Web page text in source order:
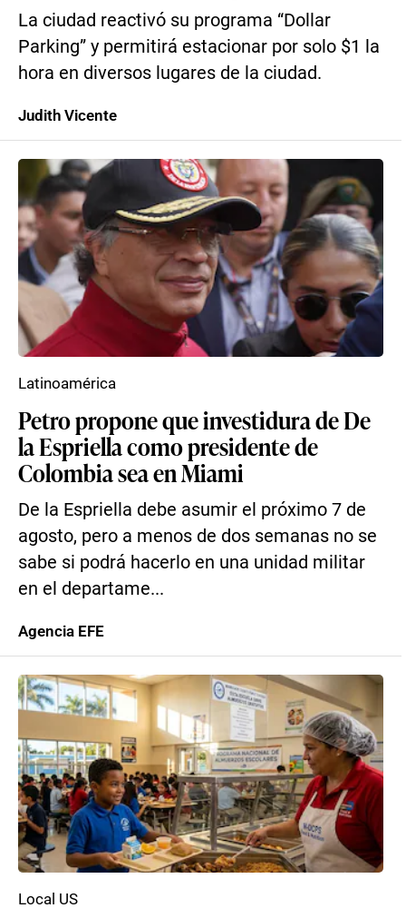
La ciudad reactivó su programa “Dollar
Parking” y permitirá estacionar por solo $1 la
hora en diversos lugares de la ciudad.
Judith Vicente
Petro propone que investidura de De
la Espriella como presidente de
Colombia sea en Miami
De la Espriella debe asumir el próximo 7 de
agosto, pero a menos de dos semanas no se
sabe si podrá hacerlo en una unidad militar
en el departame...
Latinoamérica
Agencia EFE
Local US